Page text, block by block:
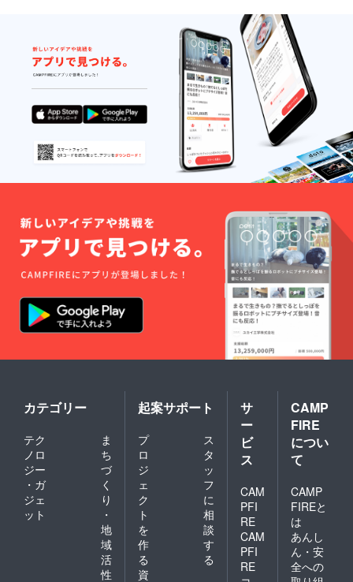
カテゴリー
テク
ノロ
ジー
・ガ
ジェ
ット
ま
ち
づ
く
り
・
地
域
活
性
起案サポート
プ
ロ
ジ
ェ
ク
ト
を
作
る
ス
タ
ッ
フ
に
相
談
す
る
資
サ
ー
ビ
ス
CAM
PFI
RE
CAM
PFI
RE
CAMP
FIRE
につい
て
CAMP
FIREと
は
あんし
ん・安
全への